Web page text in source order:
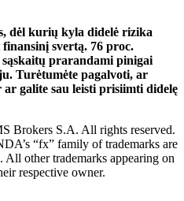
dėl kurių kyla didelė rizika
svertą. 76 proc.
prarandami pinigai
Turėtumėte pagalvoti, ar
galite sau leisti prisiimti didelę
Brokers S.A. All rights reserved.
“fx” family of trademarks are
other trademarks appearing on
respective owner.